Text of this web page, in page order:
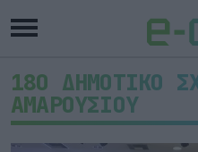
18Ο ΔΗΜΟΤΙΚΟ
ΑΜΑΡΟΥΣΙΟΥ